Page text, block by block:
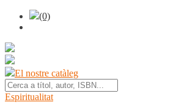
(0)
El nostre catàleg
Espiritualitat